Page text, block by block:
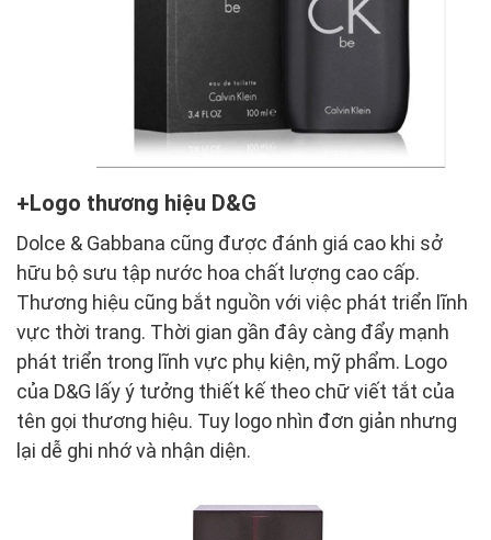
Logo thương hiệu D&G
Dolce & Gabbana cũng được đánh giá cao khi sở
hữu bộ sưu tập nước hoa chất lượng cao cấp.
Thương hiệu cũng bắt nguồn với việc phát triển lĩnh
vực thời trang. Thời gian gần đây càng đẩy mạnh
phát triển trong lĩnh vực phụ kiện, mỹ phẩm. Logo
của D&G lấy ý tưởng thiết kế theo chữ viết tắt của
tên gọi thương hiệu. Tuy logo nhìn đơn giản nhưng
lại dễ ghi nhớ và nhận diện.